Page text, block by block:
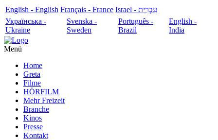
English - English Français - France
עִבְרִית - Israel
Українська -
Ukraine
Svenska -
Sweden
Português -
Brazil
English -
India
Menü
Home
Greta
Filme
HÖRFILM
Mehr Freizeit
Branche
Kinos
Presse
Kontakt